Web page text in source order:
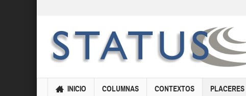
INICIO COLUMNAS CONTEXTOS PLACERES